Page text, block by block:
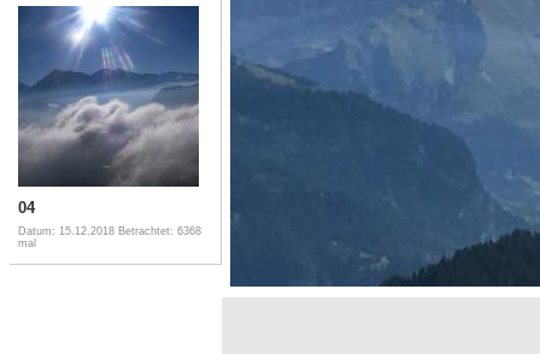
04
Datum: 15.12.2018 Betrachtet: 6368
mal